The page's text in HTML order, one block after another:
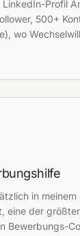
Profil
500+
wo
in meinem
eine der
Bewerbungs-